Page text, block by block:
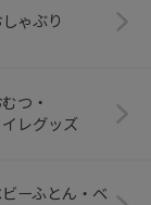
しゃぶり
つ・
イレグッズ
ーふとん・ベ